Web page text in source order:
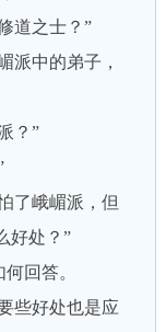
道之士？”
中的弟子，
？”
了峨嵋派，但
好处？”
回答。
些好处也是应